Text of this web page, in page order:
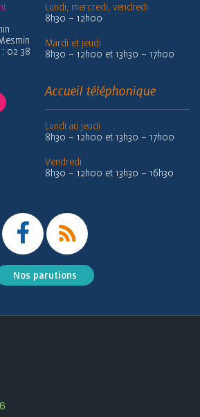
: 02 38
Lundi, mercredi, vendredi
8h30 – 12h00
Mardi et jeudi
8h30 – 12h00 et 13h30 – 17h00
Accueil téléphonique
Lundi au jeudi
8h30 – 12h00 et 13h30 – 17h00
Vendredi
8h30 – 12h00 et 13h30 – 16h30
Nos parutions